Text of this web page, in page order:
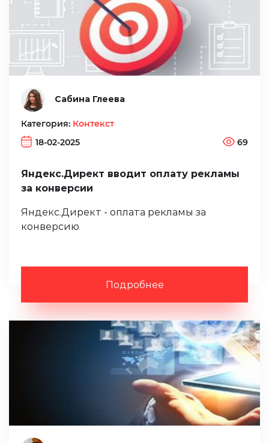
Сабина Глеева
Категория: Контекст
18-02-2025
69
Яндекс.Директ вводит оплату рекламы
за конверсии
Яндекс.Директ - оплата рекламы за
конверсию
Подробнее